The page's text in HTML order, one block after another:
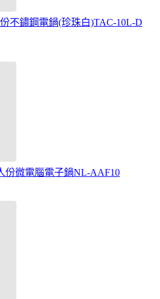
不鏽鋼電鍋(珍珠白)TAC-10L-D
份微電腦電子鍋NL-AAF10